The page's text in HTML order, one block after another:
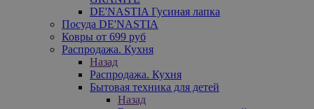
DE'NASTIA Гусиная лапка
Посуда DE'NASTIA
Ковры от 699 руб
Распродажа. Кухня
Назад
Распродажа. Кухня
Бытовая техника для детей
Назад